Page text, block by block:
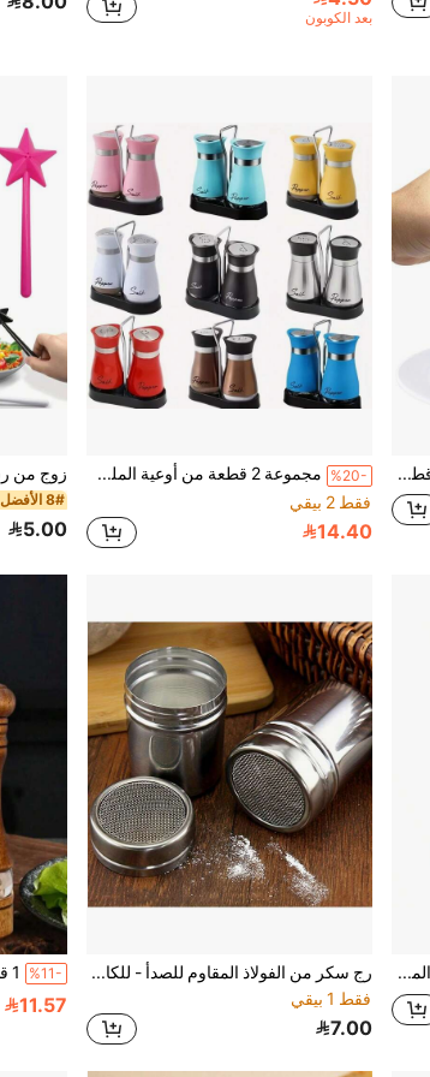
بعد الكوبون
مجموعة ملح وفلفل من البلاستيك 1 قطعة/2 قطعة، حاويات ملح وفلفل شفافة مع أغطية، برطمانات توابل بلاستيكية، حاويات توابل محمولة مناسبة للسفر والتخييم والنزهات والخارج والمطبخ وصندوق الغداء %20-
مجموعة 2 قطعة من أوعية الملح والفلفل مع حامل، إكسسوارات وديكور مطبخ بسعة 4 أونصة للمطاعم والزفاف وهدايا تدشين المنزل، تصميم قابل لإعادة التعبئة
فقط 2 بيقي
14.40
8# الأفضل مبيعا
5.00
1 قطعة زجاجة صغيرة لتوابل الملح والفلفل، حاوية ملح مقاومة للرطوبة للتخييم والنزهات والمطبخ الخارجي وصندوق الغداء. مناسبة أيضًا كجرة توابل بغطاء، زجاجة فلفل شفافة، موزع توابل بلاستيكي، زجاجة توابل الشواء، وأداة للمطبخ/شاحنة الطعام.
رج سكر من الفولاذ المقاوم للصدأ - للكاكاو والقرفة والقهوة | تصميم منفذ دقيق سهل التنظيف | مثالي للمطاعم والمقاهي وصانعي الخبز في المنزل ، فولاذ مقاوم للصدأ ، موزع السكر ، مغبر ، سهل التنظيف
فقط 1 بيقي
7.00
%11-
11.57